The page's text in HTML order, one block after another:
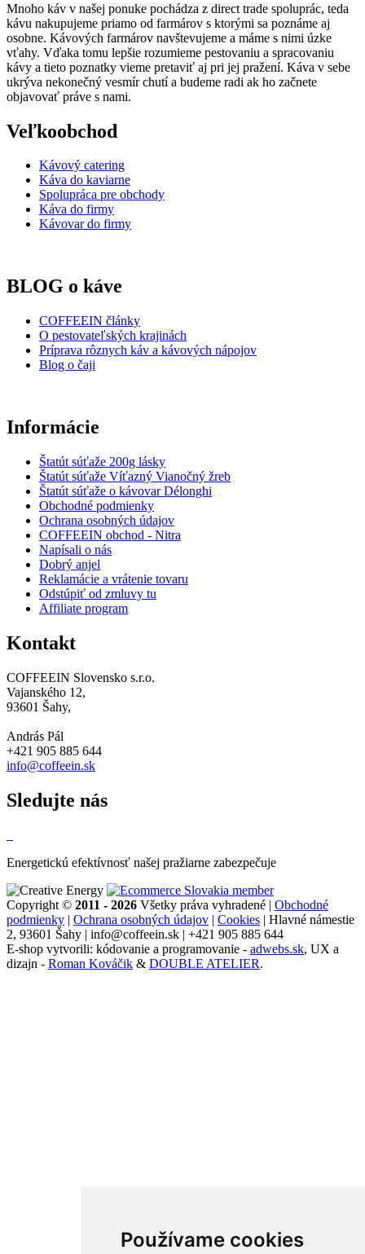
Používame cookies
Mnoho káv v našej ponuke pochádza z direct trade spoluprác, teda
kávu nakupujeme priamo od farmárov s ktorými sa poznáme aj
osobne. Kávových farmárov navštevujeme a máme s nimi úzke
vťahy. Vďaka tomu lepšie rozumieme pestovaniu a spracovaniu
kávy a tieto poznatky vieme pretaviť aj pri jej pražení. Káva v sebe
ukrýva nekonečný vesmír chutí a budeme radi ak ho začnete
objavovať práve s nami.
Veľkoobchod
Kávový catering
Káva do kaviarne
Spolupráca pre obchody
Káva do firmy
Kávovar do firmy
BLOG o káve
COFFEEIN články
O pestovateľských krajinách
Príprava rôznych káv a kávových nápojov
Blog o čaji
Informácie
Štatút súťaže 200g lásky
Štatút súťaže Víťazný Vianočný žreb
Štatút súťaže o kávovar Délonghi
Obchodné podmienky
Ochrana osobných údajov
COFFEEIN obchod - Nitra
Napísali o nás
Dobrý anjel
Reklamácie a vrátenie tovaru
Odstúpiť od zmluvy tu
Affiliate program
Kontakt
COFFEEIN Slovensko s.r.o.
Vajanského 12,
93601 Šahy,
András Pál
+421 905 885 644
info@coffeein.sk
Sledujte nás
Energetickú efektívnosť našej pražiarne zabezpečuje
Copyright © 2011 - 2026 Všetky práva vyhradené | Obchodné
podmienky | Ochrana osobných údajov | Cookies | Hlavné námestie
2, 93601 Šahy | info@coffeein.sk | +421 905 885 644
E-shop vytvorili: kódovanie a programovanie - adwebs.sk, UX a
dizajn - Roman Kováčik & DOUBLE ATELIER.